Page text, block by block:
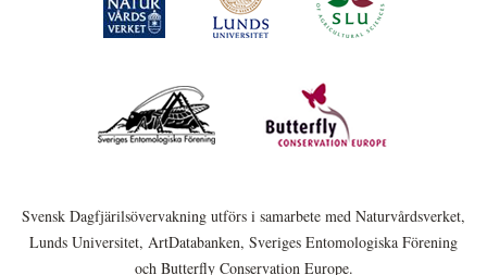
Svensk Dagfjärilsövervakning utförs i samarbete med Naturvårdsverket,
Lunds Universitet, ArtDatabanken, Sveriges Entomologiska Förening
och Butterfly Conservation Europe.